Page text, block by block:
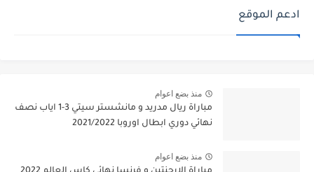
ادعم الموقع
منذ بضع اعوام
مباراة ريال مدريد و مانشستر سيتي 3-1 اياب نصف
نهائي دوري ابطال اوروبا 2021/2022
منذ بضع اعوام